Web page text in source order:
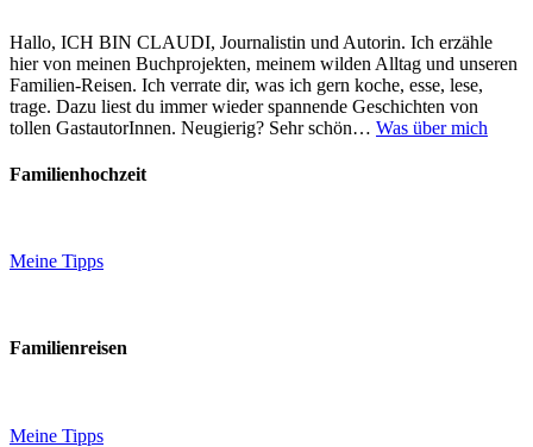
Hallo, ICH BIN CLAUDI, Journalistin und Autorin. Ich erzähle
hier von meinen Buchprojekten, meinem wilden Alltag und unseren
Familien-Reisen. Ich verrate dir, was ich gern koche, esse, lese,
trage. Dazu liest du immer wieder spannende Geschichten von
tollen GastautorInnen. Neugierig? Sehr schön… Was über mich
Familienhochzeit
Meine Tipps
Familienreisen
Meine Tipps